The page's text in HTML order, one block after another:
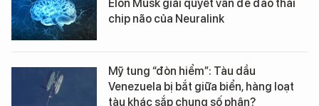
Elon Musk giải quyết vấn đề đào thải
chip não của Neuralink
Mỹ tung “đòn hiểm”: Tàu dầu
Venezuela bị bắt giữa biển, hàng loạt
tàu khác sắp chung số phận?